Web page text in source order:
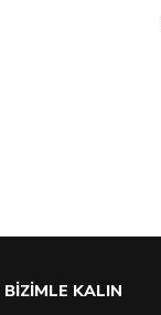
BİZİMLE KALIN